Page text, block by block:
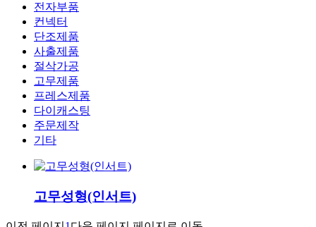
전자부품
컨넥터
단조제품
사출제품
절삭가공
고무제품
프레스제품
다이캐스팅
주문제작
기타
고무성형(인서트)